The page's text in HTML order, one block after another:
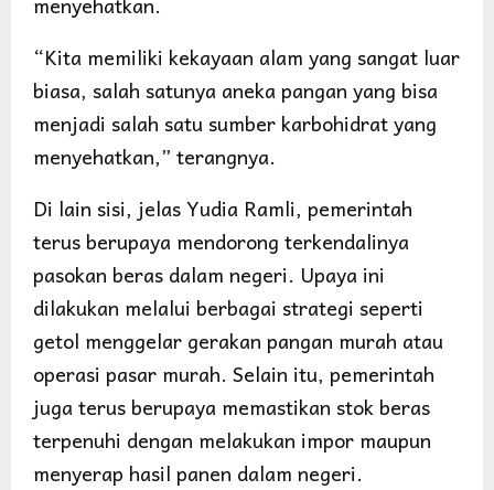
“Kita memiliki kekayaan alam yang sangat luar
biasa, salah satunya aneka pangan yang bisa
menjadi salah satu sumber karbohidrat yang
menyehatkan,” terangnya.
Di lain sisi, jelas Yudia Ramli, pemerintah
terus berupaya mendorong terkendalinya
pasokan beras dalam negeri. Upaya ini
dilakukan melalui berbagai strategi seperti
getol menggelar gerakan pangan murah atau
operasi pasar murah. Selain itu, pemerintah
juga terus berupaya memastikan stok beras
terpenuhi dengan melakukan impor maupun
menyerap hasil panen dalam negeri.